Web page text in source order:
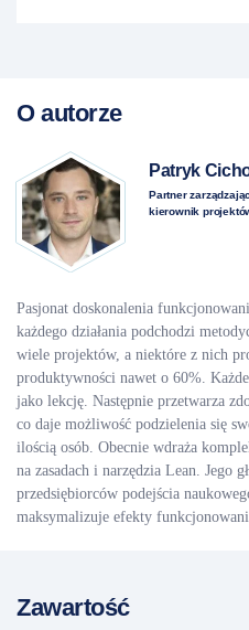
O autorze
Patryk
Partner
kierownik
Pasjonat doskonalenia
każdego działania podchodzi
wiele projektów, a niektóre z nich
produktywności nawet o 60%.
jako lekcję. Następnie przetwarza
co daje możliwość podzielenia się
ilością osób. Obecnie wdraża
na zasadach i narzędzia Lean. Jego
przedsiębiorców podejścia
maksymalizuje efekty
Zawartość